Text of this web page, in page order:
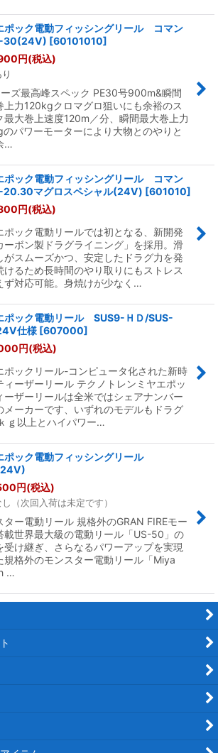
ポック電動フィッシングリール コマン
30(24V) [60101010]
円(税込)
ズ最高峰スペック PE30号900m&瞬間
上力120kgクロマグロ狙いにも余裕のス
最大巻上速度120m／分、瞬間最大巻上力
パワーモーターにより大物とのやりと
…
ポック電動フィッシングリール コマン
20.30マグロスペシャル(24V) [601010]
円(税込)
ポック電動リールでは初となる、新開発
ーボン製ドラグライニング」を採用。滑
がスムーズかつ、安定したドラグ力を発
けるため長時間のやり取りにもストレス
ず対応可能。身焼けが少なく…
ポック電動リール SUS9-ＨＤ/SUS-
仕様 [607000]
円(税込)
ポックリール-コンピュータ化された新時
ィーザーリール テクノトレンミヤエポッ
ーザーリールは全米ではシェアナンバー
メーカーです、いずれのモデルもドラグ
ｇ以上とハイパワー…
ポック電動フィッシングリール
円(税込)
（次回入荷は未定です）
ター電動リール 規格外のGRAN FIREモー
載世界最大級の電動リール「US-50」の
受け継ぎ、さらなるパワーアップを実現
規格外のモンスター電動リール「Miya
…